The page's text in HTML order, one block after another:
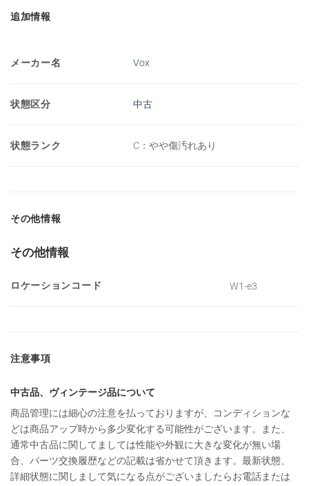
追加情報
メーカー名 Vox
状態区分 中古
状態ランク C：やや傷汚れあり
その他情報
その他情報
ロケーションコード W1-e3
注意事項
中古品、ヴィンテージ品について
商品管理には細心の注意を払っておりますが、コンディションな
どは商品アップ時から多少変化する可能性がございます。また、
通常中古品に関してましては性能や外観に大きな変化が無い場
合、パーツ交換履歴などの記載は省かせて頂きます。最新状態、
詳細状態に関しまして気になる点がございましたらお電話または